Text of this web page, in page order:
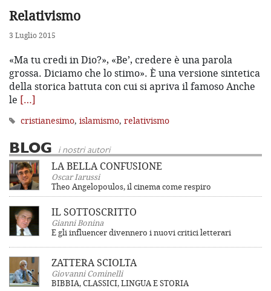
Relativismo
3 Luglio 2015
«Ma tu credi in Dio?», «Be’, credere è una parola
grossa. Diciamo che lo stimo». È una versione sintetica
della storica battuta con cui si apriva il famoso Anche
le […]
cristianesimo, islamismo, relativismo
BLOG i nostri autori
LA BELLA CONFUSIONE
Oscar Iarussi
Theo Angelopoulos, il cinema come respiro
IL SOTTOSCRITTO
Gianni Bonina
E gli influencer divennero i nuovi critici letterari
ZATTERA SCIOLTA
Giovanni Cominelli
BIBBIA, CLASSICI, LINGUA E STORIA